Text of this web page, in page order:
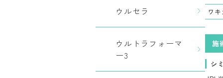
ウルセラ
ウルトラフォーマ
ー3
ワ
施
シ